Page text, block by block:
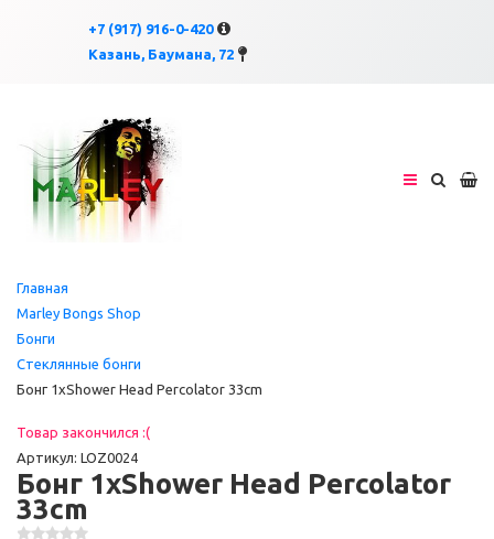
+7 (917) 916-0-420
Казань, Баумана, 72×
Главная
Marley Bongs Shop
Бонги
Стеклянные бонги
Бонг 1xShower Head Percolator 33cm
Товар закончился :(
Артикул: LOZ0024
Бонг 1xShower Head Percolator
33cm